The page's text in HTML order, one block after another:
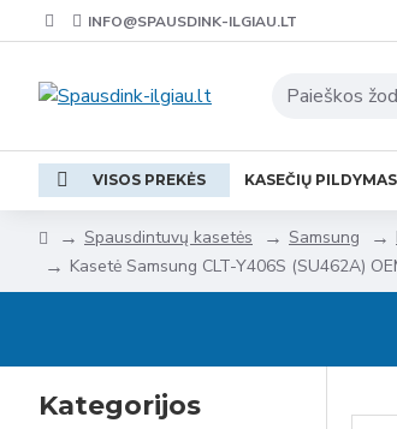
INFO@SPAUSDINK-ILGIAU.LT
VISOS PREKĖS KASEČIŲ PILDYMAS
Spausdintuvų kasetės Samsung
Kasetė Samsung CLT-Y406S (SU462A)
Kategorijos